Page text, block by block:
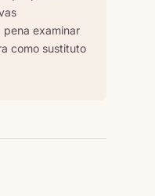
examinar
como sustituto